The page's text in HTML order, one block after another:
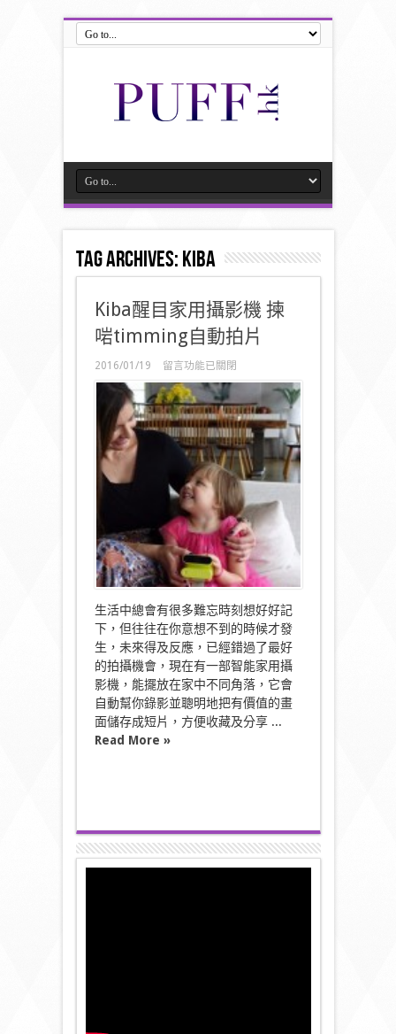
Tag Archives:Kiba
Kiba醒目家用攝影機 揀
啱timming自動拍片
2016/01/19
在
〈Kiba
醒
目
家
用
機
揀
timming
自
動
拍
片〉
中
留言功能已關閉
生活中總會有很多難忘時刻想好好記
下，但往往在你意想不到的時候才發
生，未來得及反應，已經錯過了最好
的拍攝機會，現在有一部智能家用攝
影機，能擺放在家中不同角落，它會
自動幫你錄影並聰明地把有價值的畫
面儲存成短片，方便收藏及分享 ...
Read More »